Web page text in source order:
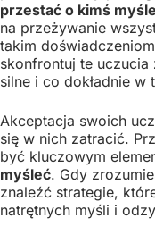
przestać o kimś
na przeżywanie
takim
skonfrontuj te
silne i co dokładnie
Akceptacja swoich
się w nich zatracić.
być kluczowym
myśleć. Gdy
znaleźć strategie,
natrętnych myśli i